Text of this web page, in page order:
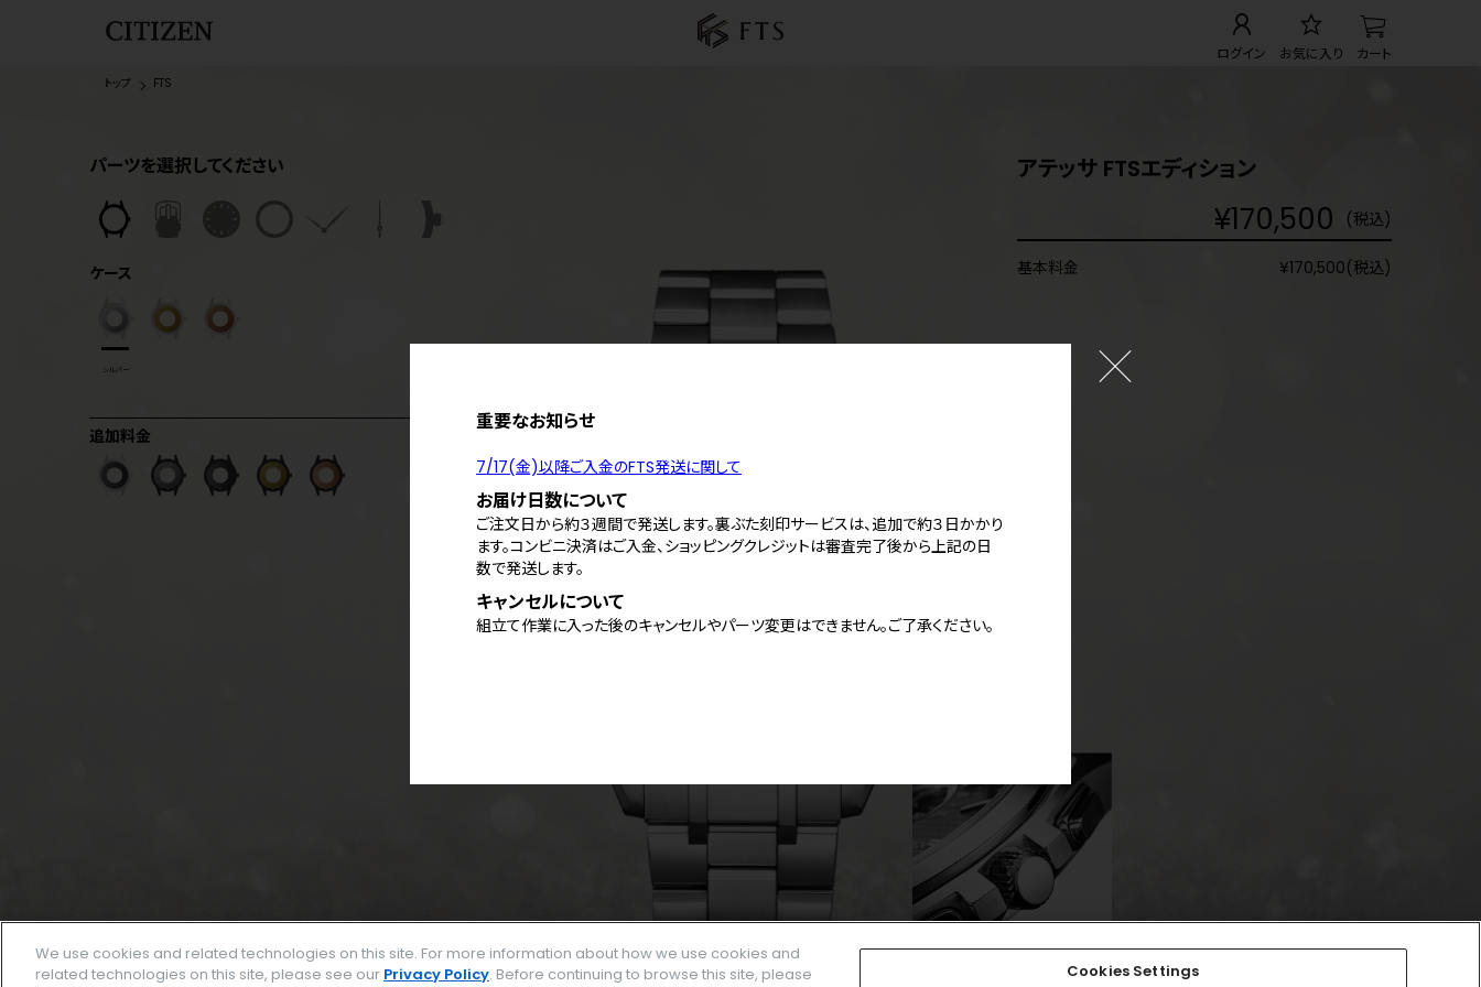
ログイン お気に入り カート
トップ FTS
アテッサ FTSエディション
¥170,500 (税込)
基本料金 ¥170,500(税込)
パーツを選択してください
ケース
シルバー
追加料金
重要なお知らせ
7/17(金)以降ご入金のFTS発送に関して
お届け日数について
ご注文日から約３週間で発送します。裏ぶた刻印サービスは、追加で約３日かかり
ます。コンビニ決済はご入金、ショッピングクレジットは審査完了後から上記の日
数で発送します。
キャンセルについて
組立て作業に入った後のキャンセルやパーツ変更はできません。ご了承ください。
We use cookies and related technologies on this site. For more information about how we use cookies and
related technologies on this site, please see our Privacy Policy. Before continuing to browse this site, please
Cookies Settings